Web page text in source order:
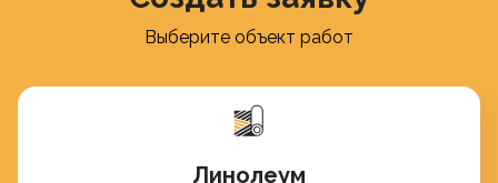
Выберите объект работ
Линолеум